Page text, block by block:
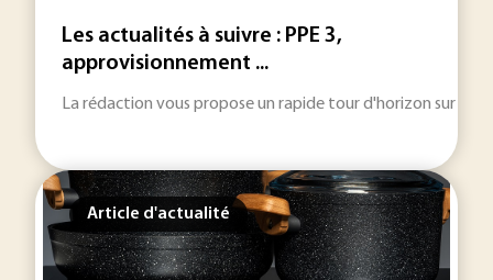
Les actualités à suivre : PPE 3,
approvisionnement ...
La rédaction vous propose un rapide tour d'horizon sur les
Article d'actualité